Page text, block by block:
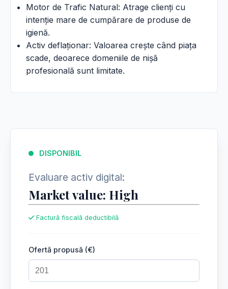
Motor de Trafic Natural: Atrage clienți cu
intenție mare de cumpărare de produse de
igienă.
Activ deflaționar: Valoarea crește când piața
scade, deoarece domeniile de nișă
profesională sunt limitate.
DISPONIBIL
Evaluare activ digital:
Market value: High
Factură fiscală deductibilă
Ofertă propusă (€)